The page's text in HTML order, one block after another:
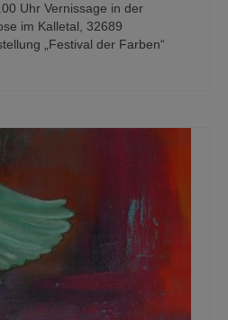
Uhr Vernissage in der
im Kalletal, 32689
„Festival der Farben“